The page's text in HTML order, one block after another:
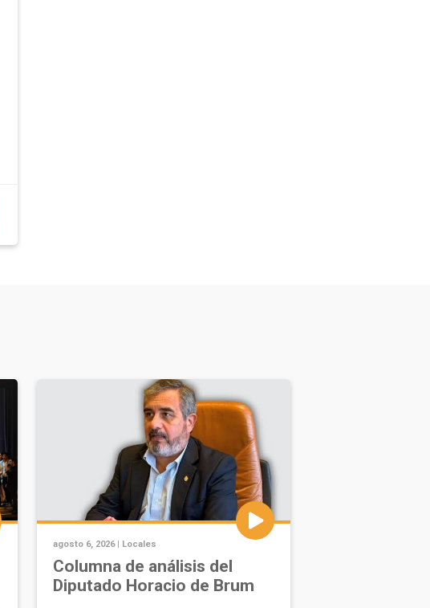
agosto 6, 2026 | Locales
Columna de análisis del
Diputado Horacio de Brum